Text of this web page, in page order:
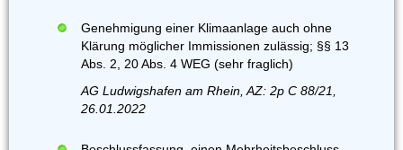
Genehmigung einer Klimaanlage auch ohne
Klärung möglicher Immissionen zulässig; §§ 13
Abs. 2, 20 Abs. 4 WEG (sehr fraglich)
AG Ludwigshafen am Rhein, AZ: 2p C 88/21,
26.01.2022